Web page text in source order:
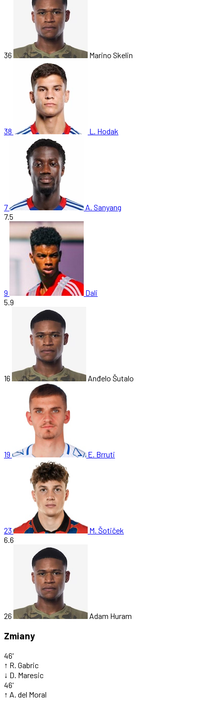
36 Marino Skelin
38 L. Hodak
7
A. Sanyang
7.5
9
Dali
5.9
16 Anđelo Šutalo
19 E. Brruti
23
M. Šotiček
6.6
26 Adam Huram
Zmiany
46'
↑ R. Gabric
↓ D. Maresic
46'
↑ A. del Moral